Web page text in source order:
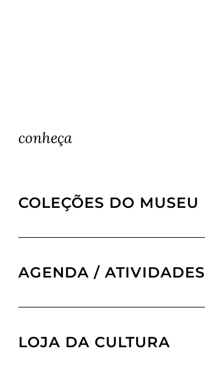
conheça
COLEÇÕES DO MUSEU
AGENDA / ATIVIDADES
LOJA DA CULTURA